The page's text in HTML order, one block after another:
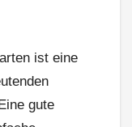
ist eine
gute